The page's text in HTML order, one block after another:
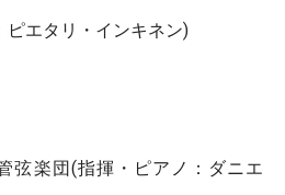
エタリ・インキネン)
弦楽団(指揮・ピアノ：ダニエ